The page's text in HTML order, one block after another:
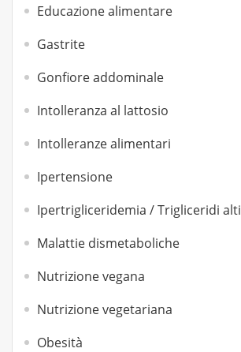
Educazione alimentare
Gastrite
Gonfiore addominale
Intolleranza al lattosio
Intolleranze alimentari
Ipertensione
Ipertrigliceridemia / Trigliceridi alti
Malattie dismetaboliche
Nutrizione vegana
Nutrizione vegetariana
Obesità